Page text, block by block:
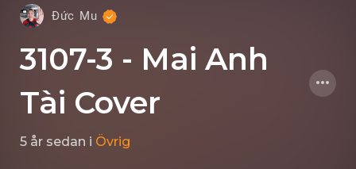
Đức Mu
3107-3 - Mai Anh
Tài Cover
5 år sedan i Övrig